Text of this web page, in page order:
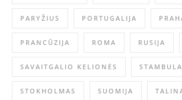
PARYŽIUS PORTUGALIJA
PRANCŪZIJA ROMA RUSIJA
SAVAITGALIO KELIONĖS
STOKHOLMAS SUOMIJA